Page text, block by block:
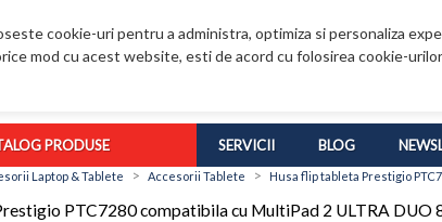
cookie-uri pentru a administra, optimiza si personaliza
mod cu acest website, esti de acord cu folosirea cookie-
PRODUSE SERVICII BLOG
Laptop & Tablete > Accesorii Tablete > Husa flip tableta Prestigio
PTC7280 compatibila cu MultiPad 2 ULTRA DUO